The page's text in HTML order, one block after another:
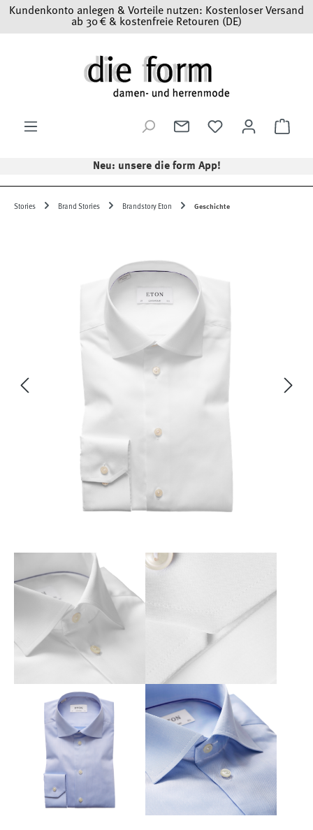
Zum Hauptinhalt springen
Kundenkonto anlegen & Vorteile nutzen: Kostenloser Versand
ab 30 € & kostenfreie Retouren (DE)
Neu: unsere die form App!
Stories Brand Stories Brandstory Eton Geschichte